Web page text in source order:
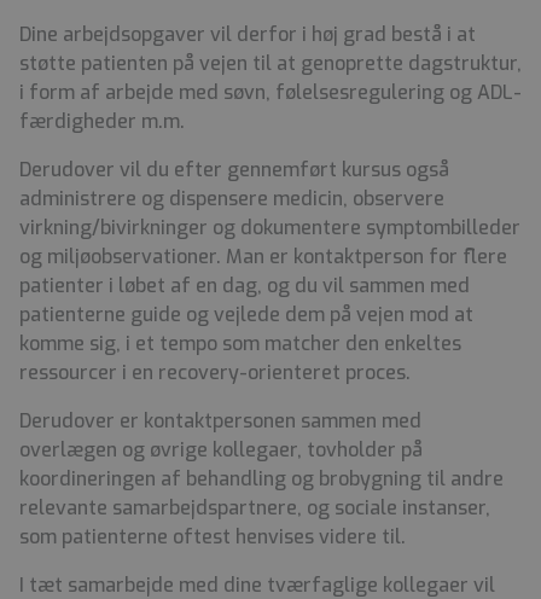
Dine arbejdsopgaver vil derfor i høj grad bestå i at
støtte patienten på vejen til at genoprette dagstruktur,
i form af arbejde med søvn, følelsesregulering og ADL-
færdigheder m.m.
Derudover vil du efter gennemført kursus også
administrere og dispensere medicin, observere
virkning/bivirkninger og dokumentere symptombilleder
og miljøobservationer. Man er kontaktperson for flere
patienter i løbet af en dag, og du vil sammen med
patienterne guide og vejlede dem på vejen mod at
komme sig, i et tempo som matcher den enkeltes
ressourcer i en recovery-orienteret proces.
Derudover er kontaktpersonen sammen med
overlægen og øvrige kollegaer, tovholder på
koordineringen af behandling og brobygning til andre
relevante samarbejdspartnere, og sociale instanser,
som patienterne oftest henvises videre til.
I tæt samarbejde med dine tværfaglige kollegaer vil